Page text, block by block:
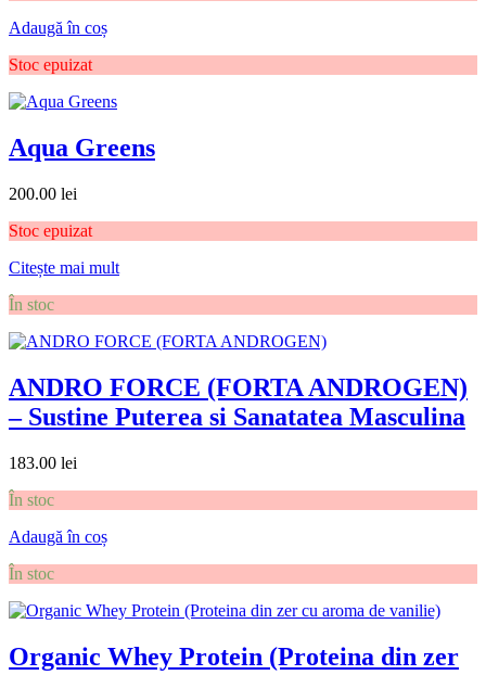
Adaugă în coș
Stoc epuizat
Aqua Greens
200.00 lei
Stoc epuizat
Citește mai mult
În stoc
ANDRO FORCE (FORTA ANDROGEN)
– Sustine Puterea si Sanatatea Masculina
183.00 lei
În stoc
Adaugă în coș
În stoc
Organic Whey Protein (Proteina din zer